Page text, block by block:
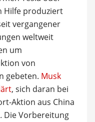
Hilfe produziert
vergangener
weltweit
um
von
gebeten. Musk
, sich daran bei
Aktion aus China
Die Vorbereitung